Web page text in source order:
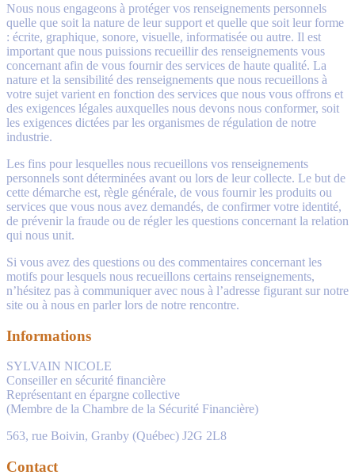
Nous nous engageons à protéger vos renseignements personnels
quelle que soit la nature de leur support et quelle que soit leur forme
: écrite, graphique, sonore, visuelle, informatisée ou autre. Il est
important que nous puissions recueillir des renseignements vous
concernant afin de vous fournir des services de haute qualité. La
nature et la sensibilité des renseignements que nous recueillons à
votre sujet varient en fonction des services que nous vous offrons et
des exigences légales auxquelles nous devons nous conformer, soit
les exigences dictées par les organismes de régulation de notre
industrie.
Les fins pour lesquelles nous recueillons vos renseignements
personnels sont déterminées avant ou lors de leur collecte. Le but de
cette démarche est, règle générale, de vous fournir les produits ou
services que vous nous avez demandés, de confirmer votre identité,
de prévenir la fraude ou de régler les questions concernant la relation
qui nous unit.
Si vous avez des questions ou des commentaires concernant les
motifs pour lesquels nous recueillons certains renseignements,
n’hésitez pas à communiquer avec nous à l’adresse figurant sur notre
site ou à nous en parler lors de notre rencontre.
Informations
SYLVAIN NICOLE
Conseiller en sécurité financière
Représentant en épargne collective
(Membre de la Chambre de la Sécurité Financière)
563, rue Boivin, Granby (Québec) J2G 2L8
Contact